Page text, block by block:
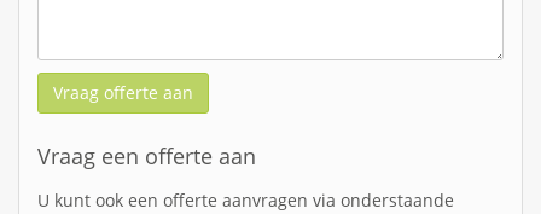
Vraag offerte aan
Vraag een offerte aan
U kunt ook een offerte aanvragen via onderstaande